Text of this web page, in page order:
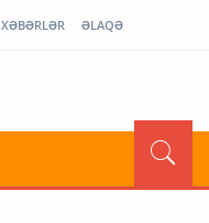
XƏBƏRLƏR ƏLAQƏ